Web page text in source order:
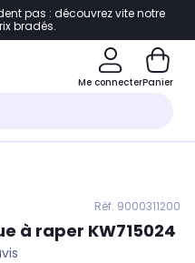
de page
pas : découvrez vite notre
bradés.
Me connecterPanier
Réf. 9000311200
à raper KW715024